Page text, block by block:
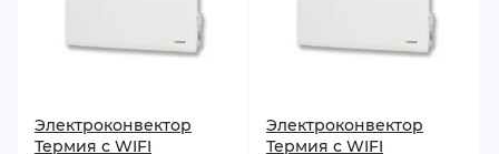
Электроконвектор
Термия с WIFI
Электроконвектор
Термия с WIFI